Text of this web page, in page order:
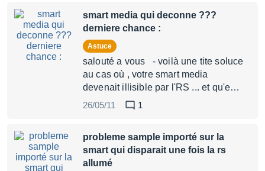
smart media qui deconne ???
derniere chance :
Astuce
salouté a vous - voilà une tite soluce
au cas où , votre smart media
devenait illisible par l'RS ... et qu'e…
26/05/11
1
probleme sample importé sur la
smart qui disparait une fois la rs
allumé